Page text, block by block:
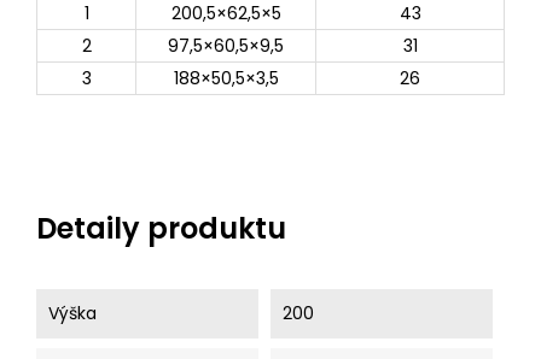
1
200,5×62,5×5
43
2
97,5×60,5×9,5
31
3
188×50,5×3,5 26
Detaily produktu
Výška 200